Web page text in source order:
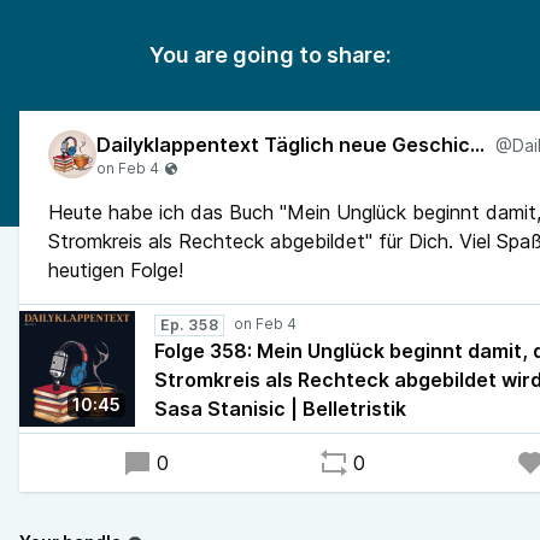
You are going to share:
Dailyklappentext Täglich neue Geschichten!
Heute habe ich das Buch "Mein Unglück beginnt
Stromkreis als Rechteck abgebildet" für Dich. Viel
heutigen Folge!
10:45
Ep. 358
Folge 358: Mein Unglück beginnt damit,
Stromkreis als Rechteck abgebildet
Sasa Stanisic | Belletristik
0 0